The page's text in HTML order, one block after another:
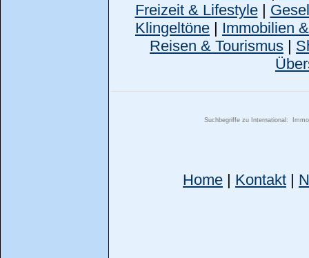
Freizeit & Lifestyle|
Klingeltöne | Immobilien
Reisen & Tourismus |
Suchbegriffe zu International:
Home | Kontakt |